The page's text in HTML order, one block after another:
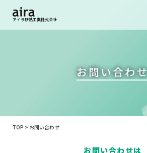
アイラ断熱工業株式会社
お問い合わせ
TOP > お問い合わせ
お問い合わせは